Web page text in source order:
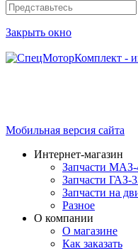
Закрыть окно
Мобильная версия сайта
Интернет-магазин
Запчасти МАЗ-
Запчасти ГАЗ-
Запчасти на
Разное
О компании
О магазине
Как заказать